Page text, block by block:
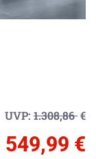
UVP: 1.308,86€
549,99 €